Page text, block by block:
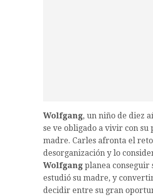
Wolfgang, un niño de diez
se ve obligado a vivir con su
madre. Carles afronta el
desorganización y lo
Wolfgang planea conseguir
estudió su madre, y
decidir entre su gran